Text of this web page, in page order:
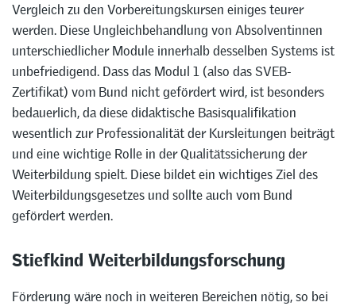
Vergleich zu den Vorbereitungskursen einiges teurer
werden. Diese Ungleichbehandlung von Absolventinnen
unterschiedlicher Module innerhalb desselben Systems ist
unbefriedigend. Dass das Modul 1 (also das SVEB-
Zertifikat) vom Bund nicht gefördert wird, ist besonders
bedauerlich, da diese didaktische Basisqualifikation
wesentlich zur Professionalität der Kursleitungen beiträgt
und eine wichtige Rolle in der Qualitätssicherung der
Weiterbildung spielt. Diese bildet ein wichtiges Ziel des
Weiterbildungsgesetzes und sollte auch vom Bund
gefördert werden.
Stiefkind Weiterbildungsforschung
Förderung wäre noch in weiteren Bereichen nötig, so bei